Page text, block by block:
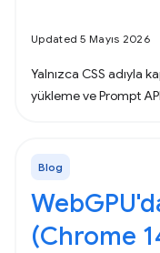
Updated 5 Mayıs 2026
Yalnızca CSS adıyla
yükleme ve Prompt
Blog
(Chrome